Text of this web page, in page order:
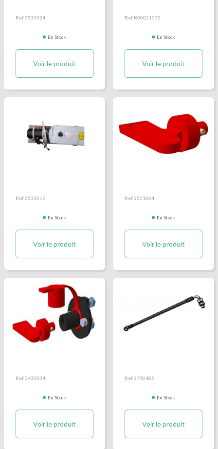
Ref 3530024
En Stock
Voir le produit
Ref K00021370
En Stock
Voir le produit
Ref 3530019
En Stock
Voir le produit
Ref 3501064
En Stock
Voir le produit
Ref 3430024
En Stock
Voir le produit
Ref 3790485
En Stock
Voir le produit